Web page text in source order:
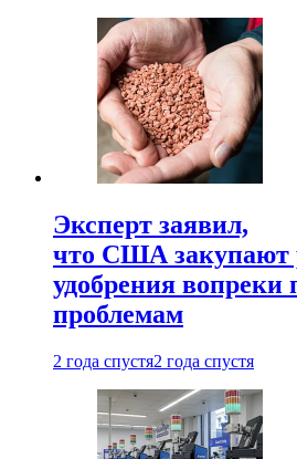
Эксперт заявил,
что США закупают
удобрения вопреки
проблемам
2 года спустя2 года спустя